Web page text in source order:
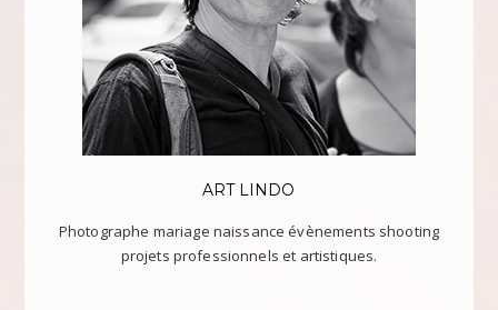
ART LINDO
Photographe mariage naissance évènements shooting
projets professionnels et artistiques.